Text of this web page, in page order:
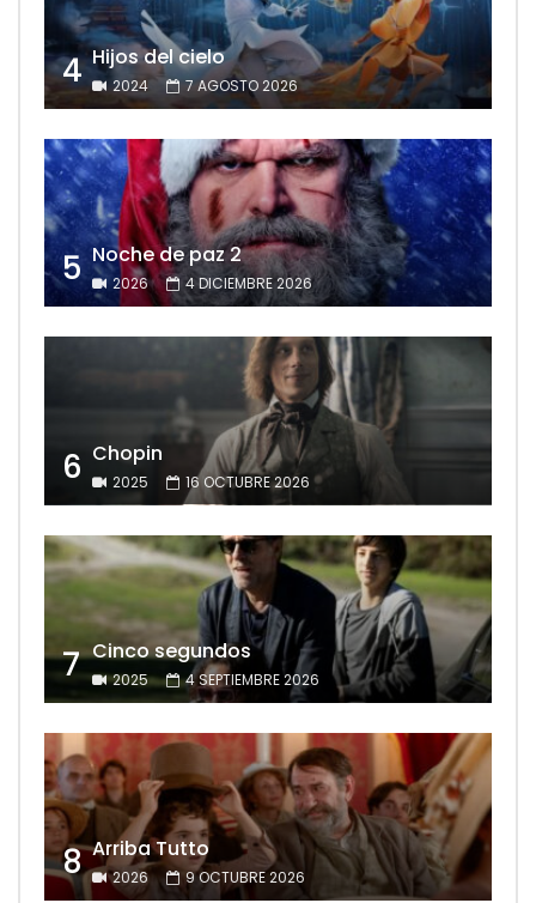
4 Hijos del cielo
2024 7 AGOSTO 2026
5 Noche de paz 2
2026 4 DICIEMBRE 2026
6 Chopin
2025 16 OCTUBRE 2026
7 Cinco segundos
2025 4 SEPTIEMBRE 2026
8 Arriba Tutto
2026 9 OCTUBRE 2026